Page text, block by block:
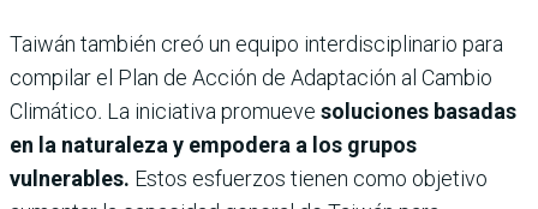
Taiwán también creó un equipo interdisciplinario para
compilar el Plan de Acción de Adaptación al Cambio
Climático. La iniciativa promueve soluciones basadas
en la naturaleza y empodera a los grupos
vulnerables. Estos esfuerzos tienen como objetivo